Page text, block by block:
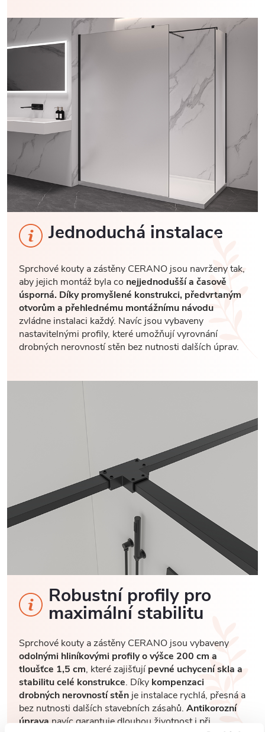
Jednoduchá instalace
Sprchové kouty a zástěny CERANO jsou navrženy tak,
aby jejich montáž byla co nejjednodušší a časově
úsporná. Díky promyšlené konstrukci, předvrtaným
otvorům a přehlednému montážnímu návodu
zvládne instalaci každý. Navíc jsou vybaveny
nastavitelnými profily, které umožňují vyrovnání
drobných nerovností stěn bez nutnosti dalších úprav.
Robustní profily pro
maximální stabilitu
Sprchové kouty a zástěny CERANO jsou vybaveny
odolnými hliníkovými profily o výšce 200 cm a
tloušťce 1,5 cm, které zajišťujípevné uchycení skla a
stabilitu celé konstrukce. Díky kompenzaci
drobných nerovností stěnje instalace rychlá, přesná a
bez nutnosti dalších stavebních zásahů. Antikorozní
úpravanavíc garantuje dlouhou životnost i při